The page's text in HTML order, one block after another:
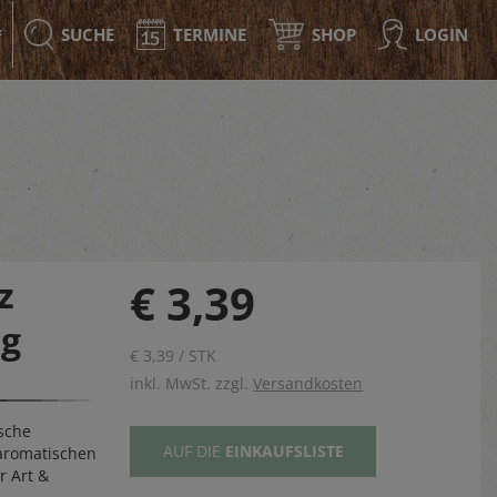
SUCHE TERMINE SHOP LOGIN
Art &
€ 3,39
€ 3,39 / STK
inkl. MwSt. zzgl.Versandkosten
AUF DIE EINKAUFSLISTE